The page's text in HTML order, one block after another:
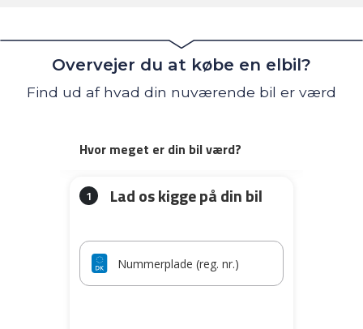
Overvejer du at købe en elbil?
Find ud af hvad din nuværende bil er værd